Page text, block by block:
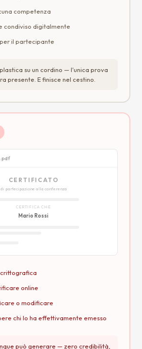
competenza
condiviso digitalmente
il partecipante
su un cordino — l'unica prova
presente. E finisce nel cestino.
CERTIFICATO
di partecipazione alla conferenza
CERTIFICA CHE
Mario Rossi
online
o modificare
chi lo ha effettivamente emesso
può generare — zero credibilità,